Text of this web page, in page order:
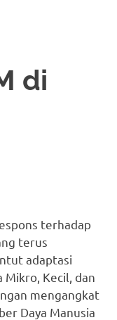
di
terhadap
terus
adaptasi
Mikro, Kecil, dan
mengangkat
Daya Manusia